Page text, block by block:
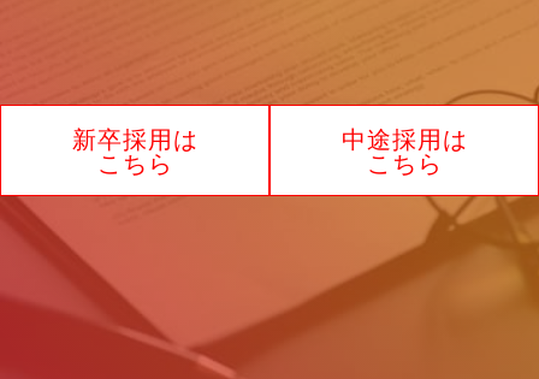
制定2025年7月1日
新卒採用は
こちら
中途採用は
こちら